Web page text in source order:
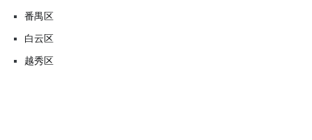
番禺区
白云区
越秀区